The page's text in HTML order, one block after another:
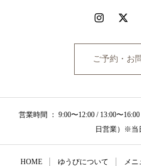
ご予約・お
営業時間 ： 9:00〜12:00 / 13:00〜
日営業）※当
HOME ゆうびについて メニ